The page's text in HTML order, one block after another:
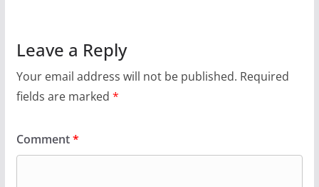
Leave a Reply
Your email address will not be published. Required
fields are marked *
Comment*